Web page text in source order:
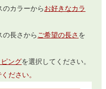
カラーから お好きなカラ
長さから ご希望の長さ を
ングを選択してください。
ださい。